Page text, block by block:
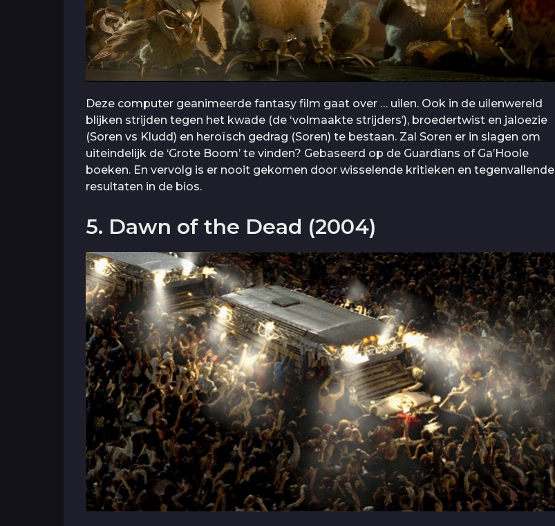
Deze computer geanimeerde fantasy film gaat over … uilen. Ook in de uilenwereld
blijken strijden tegen het kwade (de ‘volmaakte strijders’), broedertwist en jaloezie
(Soren vs Kludd) en heroïsch gedrag (Soren) te bestaan. Zal Soren er in slagen om
uiteindelijk de ‘Grote Boom’ te vinden? Gebaseerd op de Guardians of Ga’Hoole
boeken. En vervolg is er nooit gekomen door wisselende kritieken en tegenvallende
resultaten in de bios.
5. Dawn of the Dead (2004)